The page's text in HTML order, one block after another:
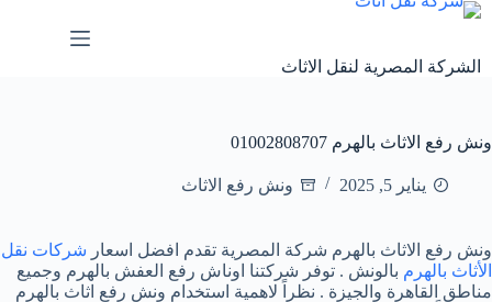
التجاوز
الشركة المصرية لنقل الاثاث
ونش رفع الاثاث بالهرم 01002808707
يناير 5, 2025 ونش رفع الاثاث
ونش رفع الاثاث بالهرم شركة المصرية تقدم افضل اسعار شركات نقل
الأثاث بالهرم بالونش . توفر شركتنا اوناش رفع العفش بالهرم وجميع
مناطق القاهرة والجيزة . نظراً لاهمية استخدام ونش رفع اثاث بالهرم